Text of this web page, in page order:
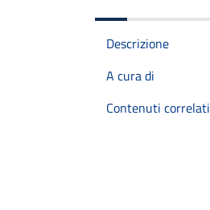
Descrizione
A cura di
Contenuti correlati